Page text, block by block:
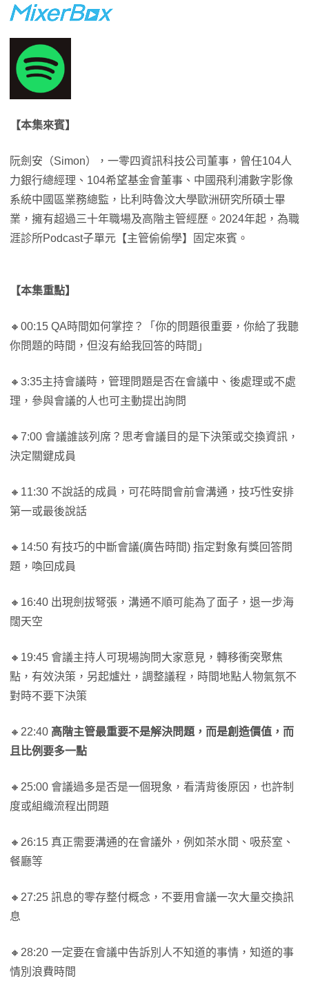
【本集來賓】
阮劍安（Simon），一零四資訊科技公司董事，曾任104人
力銀行總經理、104希望基金會董事、中國飛利浦數字影像
系統中國區業務總監，比利時魯汶大學歐洲研究所碩士畢
業，擁有超過三十年職場及高階主管經歷。2024年起，為職
涯診所Podcast子單元【主管偷偷學】固定來賓。
【本集重點】
🔸00:15 QA時間如何掌控？「你的問題很重要，你給了我聽
你問題的時間，但沒有給我回答的時間」
🔸3:35主持會議時，管理問題是否在會議中、後處理或不處
理，參與會議的人也可主動提出詢問
🔸7:00 會議誰該列席？思考會議目的是下決策或交換資訊，
決定關鍵成員
🔸11:30 不說話的成員，可花時間會前會溝通，技巧性安排
第一或最後說話
🔸14:50 有技巧的中斷會議(廣告時間) 指定對象有獎回答問
題，喚回成員
🔸16:40 出現劍拔弩張，溝通不順可能為了面子，退一步海
闊天空
🔸19:45 會議主持人可現場詢問大家意見，轉移衝突聚焦
點，有效決策，另起爐灶，調整議程，時間地點人物氣氛不
對時不要下決策
🔸22:40 高階主管最重要不是解決問題，而是創造價值，而
且比例要多一點
🔸25:00 會議過多是否是一個現象，看清背後原因，也許制
度或組織流程出問題
🔸26:15 真正需要溝通的在會議外，例如茶水間、吸菸室、
餐廳等
🔸27:25 訊息的零存整付概念，不要用會議一次大量交換訊
息
🔸28:20 一定要在會議中告訴別人不知道的事情，知道的事
情別浪費時間